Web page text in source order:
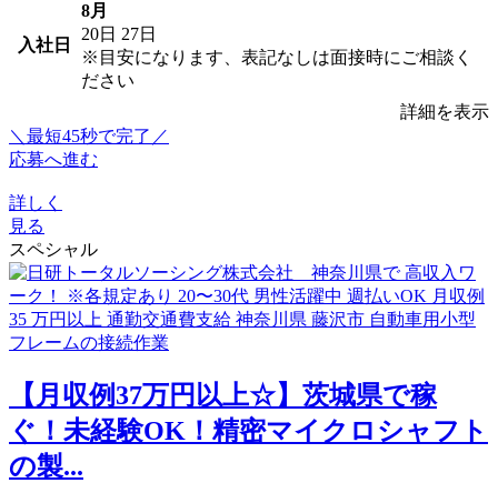
入社日
8月
20日 27日
※目安になります、表記なしは面接時にご相談く
ださい
詳細を表示
＼最短45秒で完了／
応募へ進む
詳しく
見る
スペシャル
【月収例37万円以上☆】茨城県で稼
ぐ！未経験OK！精密マイクロシャフト
の製...